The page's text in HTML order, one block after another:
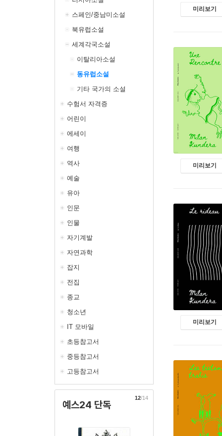
스페인/중남미소설
북유럽소설
세계각국소설
이탈리아소설
동유럽소설
기타 국가의 소설
수험서 자격증
어린이
에세이
여행
역사
예술
유아
인문
인물
자기계발
자연과학
잡지
전집
종교
청소년
IT 모바일
초등참고서
중등참고서
고등참고서
예스24 단독
12/14
미리보기
미리보기
미리보기